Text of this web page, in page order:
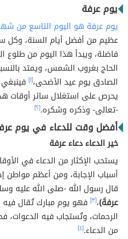
يوم عرفة
يوم عرفة هو اليوم التاسع من
عظيم من أفضل أيام السنة، وكل
فاضلة، ويبدأ هذا اليوم من
الحاج بغروب الشمس، ويمتد
الصادق يوم عيد الأضحى،[١]
يحرص على استغلال سائر أوقات
-تعالى- وذكره وشكره.[٢]
أفضل وقت للدعاء في يوم
خير الدعاء دعاء عرفة
يستحب الإكثار من الدعاء في
أسباب الإجابة، ومن أعظم مواطن
قال رسول الله -صلى الله عليه
عرفةَ)،[٣]
فهو يوم مبارك تُقال فيه
الرحمات، وتُستجاب فيه الدعوات،
من الدعاء.[٤]